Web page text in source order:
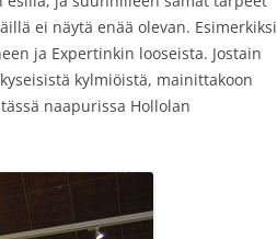
ei näytä enää olevan. Esimerkiksi
ja Expertinkin looseista. Jostain
kylmiöistä, mainittakoon
naapurissa Hollolan